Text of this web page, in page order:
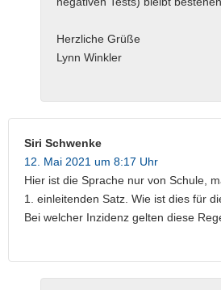
Herzliche Grüße
Lynn Winkler
Siri Schwenke
12. Mai 2021 um 8:17 Uhr
Hier ist die Sprache nur von Schule,
1. einleitenden Satz. Wie ist dies für
Bei welcher Inzidenz gelten diese